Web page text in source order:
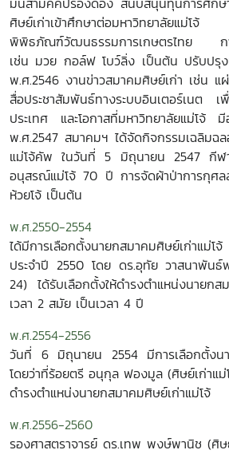
ศิษย์เก่าเข้าศึกษาต่อมหาวิทยาลัยแม่โจ้
พิพิธภัณฑ์วัฒนธรรมการเกษตรไทย กา
เช่น มวย กอล์ฟ โบว์ลิ่ง เป็นต้น ปรับปรุ
พ.ศ.2546 งานข่าวสมาคมศิษย์เก่า เช่น
สื่อประชาสัมพันธ์ทางระบบอินเตอร์เนต
ประเทศ และโอกาสที่มหาวิทยาลัยแม่
พ.ศ.2547 สมาคมฯ ได้จัดกิจกรรมเฉลิม
แม่โจ้คัพ ในวันที่ 5 มิถุนายน 2547 กีฬ
อนุสรณ์แม่โจ้ 70 ปี การจัดผ้าป่าการกุศล
ห้วยโจ้ เป็นต้น
พ.ศ.2550-2554
ได้มีการเลือกตั้งนายกสมาคมศิษย์เก่าแ
ประจำปี 2550 โดย ดร.อุทัย วาสนาพัน
24) ได้รับเลือกตั้งให้ดำรงตำแหน่งนายก
เวลา 2 สมัย เป็นเวลา 4 ปี
พ.ศ.2554-2556
วันที่ 6 มิถุนายน 2554 มีการเลือกตั้งนา
โดยว่าที่ร้อยตรี อนุกุล ฟองมูล (ศิษย์เก่าแม่
ดำรงตำแหน่งนายกสมาคมศิษย์เก่าแม่โจ้
พ.ศ.2556-2560
รองศาสตราจารย์ ดร.เทพ พงษ์พานิช (ศิ